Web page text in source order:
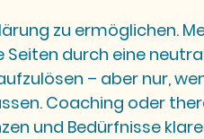
zu ermöglichen.
Seiten durch eine
– aber nur,
Coaching oder
und Bedürfnisse